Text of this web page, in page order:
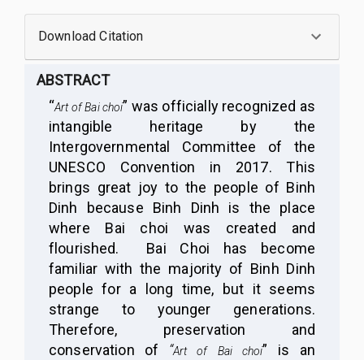
Download Citation
ABSTRACT
“Art of Bai choi” was officially recognized as
intangible heritage by the
Intergovernmental Committee of the
UNESCO Convention in 2017. This
brings great joy to the people of Binh
Dinh because Binh Dinh is the place
where Bai choi was created and
flourished. Bai Choi has become
familiar with the majority of Binh Dinh
people for a long time, but it seems
strange to younger generations.
Therefore, preservation and
conservation of “Art of Bai choi” is an